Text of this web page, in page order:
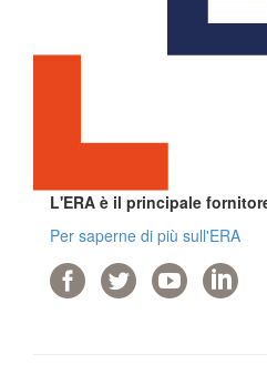
L'ERA è il principale
Per saperne di più sull'ERA